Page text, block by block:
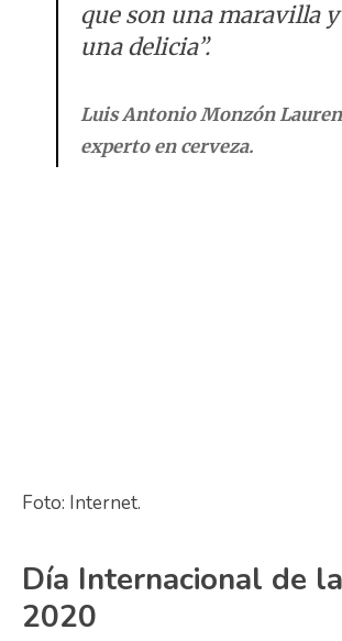
que son una maravilla
una delicia”.
Luis Antonio Monzón
experto en cerveza.
Foto: Internet.
Día Internacional de
2020